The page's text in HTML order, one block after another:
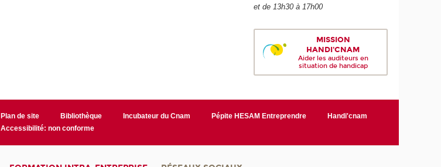
et de 13h30 à 17h00
MISSION
HANDI'CNAM
Aider les auditeurs en
situation de handicap
Plan de site Bibliothèque Incubateur du Cnam Pépite HESAM Entreprendre
Handi'cnam
Accessibilité: non conforme